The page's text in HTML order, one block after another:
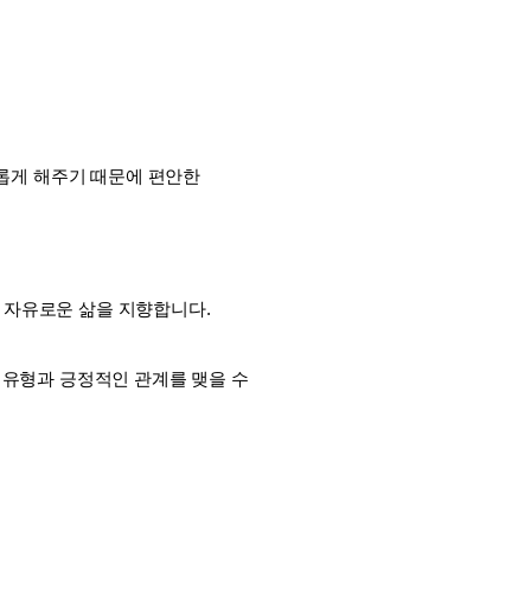
게 해주기 때문에 편안한
유로운 삶을 지향합니다.
형과 긍정적인 관계를 맺을 수